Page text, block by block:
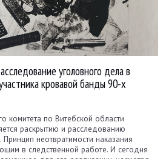
уголовного дела в
кровавой банды 90-х
комитета по Витебской области
раскрытию и расследованию
неотвратимости наказания
в следственной работе. И сегодня